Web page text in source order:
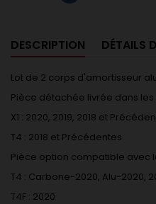
DESCRIPTION DÉTAILS
Lot de 2 corps d'amortisseur
Pièce détachée livrée dans les
X1 : 2020, 2019, 2018 et
T4 : 2018 et Précédentes
Pièce option compatible avec
T4 : Carbone-2020, Alu-2020,
T4F : 2020